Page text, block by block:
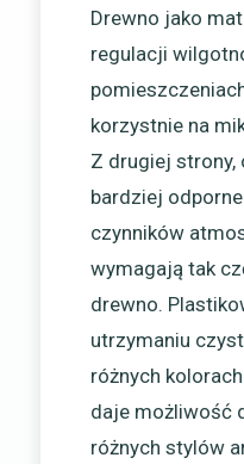
Drewno jako
regulacji
korzystnie na
Z drugiej strony,
bardziej
czynników
wymagają tak
drewno.
utrzymaniu
różnych
daje możliwość
różnych stylów